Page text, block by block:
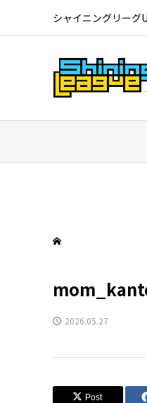
シャイニングリーグ
2026.05.27
Post